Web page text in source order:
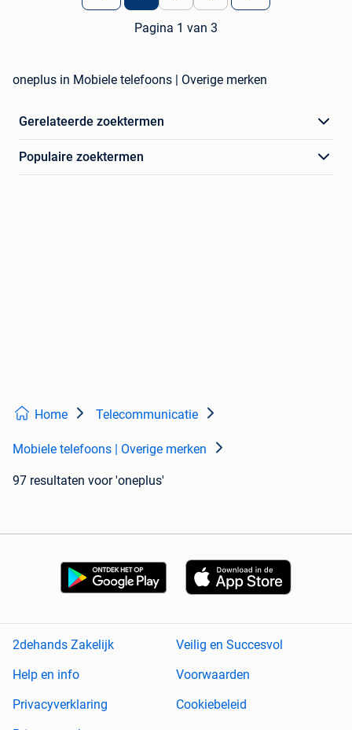
Pagina 1 van 3
oneplus in Mobiele telefoons | Overige merken
Gerelateerde zoektermen
Populaire zoektermen
Home Telecommunicatie
Mobiele telefoons | Overige merken
97 resultaten voor 'oneplus'
2dehands Zakelijk
Veilig en Succesvol
Help en info
Voorwaarden
Privacyverklaring
Cookiebeleid